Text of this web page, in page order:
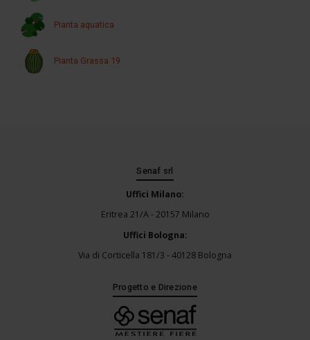
Pianta aquatica
Pianta Grassa 19
Senaf srl
Uffici Milano:
Eritrea 21/A - 20157 Milano
Uffici Bologna:
Via di Corticella 181/3 - 40128 Bologna
Progetto e Direzione